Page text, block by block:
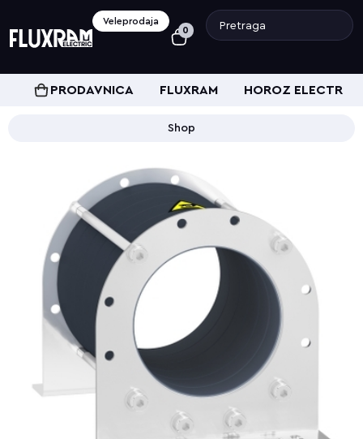
Veleprodaja
0
PRODAVNICA FLUXRAM HOROZ ELECTRIC
Shop